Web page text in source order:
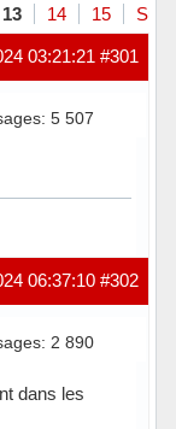
13 14 15
#301
03:21:21
5 507
#302
06:37:10
2 890
dans les